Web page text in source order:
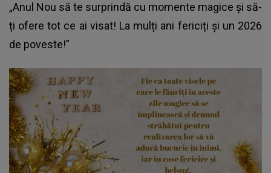
„Anul Nou să te surprindă cu momente magice și să-
ți ofere tot ce ai visat! La mulți ani fericiți și un 2026
de poveste!”